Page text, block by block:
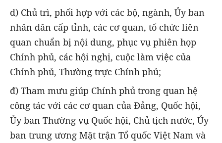
d) Chủ trì, phối hợp với các bộ, ngành, Ủy ban
nhân dân cấp tỉnh, các cơ quan, tổ chức liên
quan chuẩn bị nội dung, phục vụ phiên họp
Chính phủ, các hội nghị, cuộc làm việc của
Chính phủ, Thường trực Chính phủ;
đ) Tham mưu giúp Chính phủ trong quan hệ
công tác với các cơ quan của Đảng, Quốc hội,
Ủy ban Thường vụ Quốc hội, Chủ tịch nước, Ủy
ban trung ương Mặt trận Tổ quốc Việt Nam và